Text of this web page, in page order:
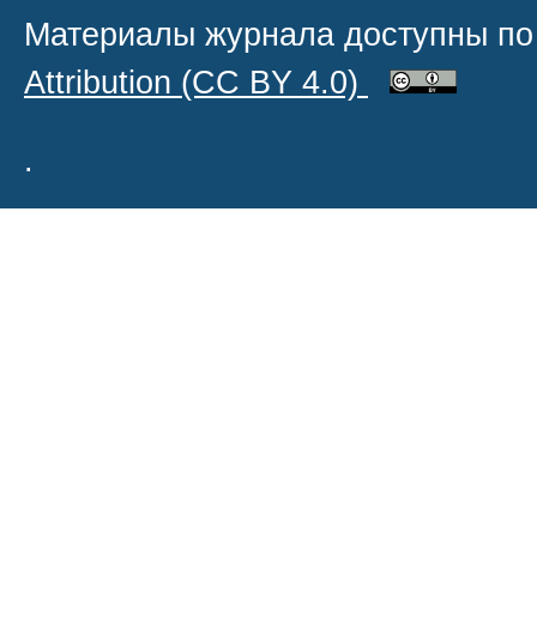
Материалы журнала доступны
Attribution (CC BY 4.0)
.